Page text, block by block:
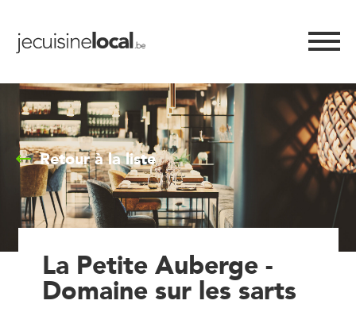
Retour à la liste
La Petite Auberge -
Domaine sur les sarts